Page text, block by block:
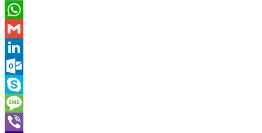
Email
WhatsApp
Gmail
LinkedIn
Outlook.com
Skype
Message